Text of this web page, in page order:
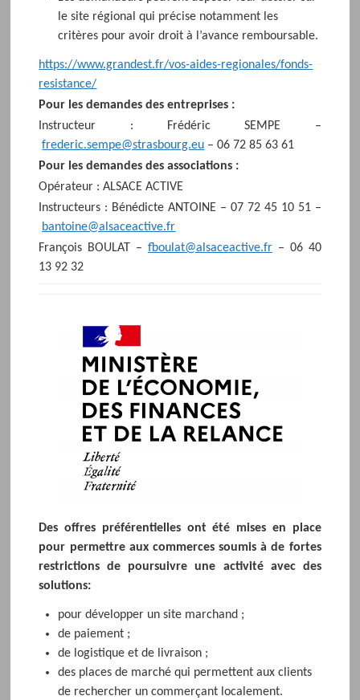
le site régional qui précise notamment les
critères pour avoir droit à l’avance remboursable.
https://www.grandest.fr/vos-aides-regionales/fonds-
resistance/
Pour les demandes des entreprises :
Instructeur : Frédéric SEMPE –
frederic.sempe@strasbourg.eu – 06 72 85 63 61
Pour les demandes des associations :
Opérateur : ALSACE ACTIVE
Instructeurs : Bénédicte ANTOINE – 07 72 45 10 51 –
bantoine@alsaceactive.fr
François BOULAT – fboulat@alsaceactive.fr – 06 40
13 92 32
Des offres préférentielles ont été mises en place
pour permettre aux commerces soumis à de fortes
restrictions de poursuivre une activité avec des
solutions:
pour développer un site marchand ;
de paiement ;
de logistique et de livraison ;
des places de marché qui permettent aux clients
de rechercher un commerçant localement.